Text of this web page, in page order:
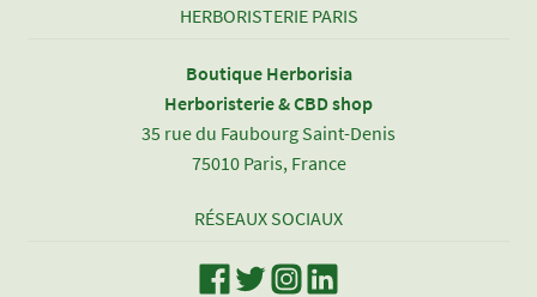
HERBORISTERIE PARIS
Boutique Herborisia
Herboristerie & CBD shop
35 rue du Faubourg Saint-Denis
75010 Paris, France
RÉSEAUX SOCIAUX